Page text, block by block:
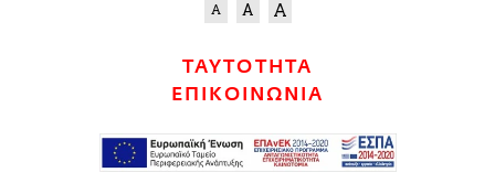
ΤΑΥΤΟΤΗΤΑ
ΕΠΙΚΟΙΝΩΝΙΑ